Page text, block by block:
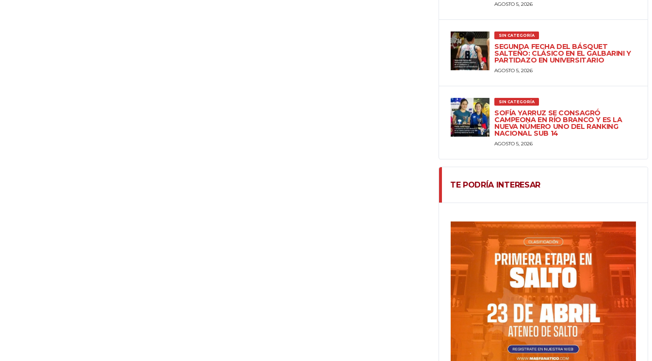
AGOSTO 5, 2026
SIN CATEGORÍA
SEGUNDA FECHA DEL BÁSQUET
SALTEÑO: CLÁSICO EN EL GALBARINI Y
PARTIDAZO EN UNIVERSITARIO
AGOSTO 5, 2026
SIN CATEGORÍA
SOFÍA YARRUZ SE CONSAGRÓ
CAMPEONA EN RÍO BRANCO Y ES LA
NUEVA NÚMERO UNO DEL RANKING
NACIONAL SUB 14
AGOSTO 5, 2026
TE PODRÍA INTERESAR